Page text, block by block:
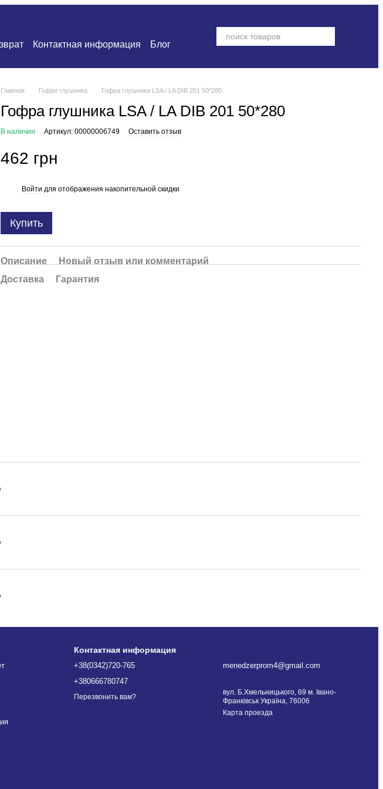
Контактная информация Блог
Главная Гофри глушника Гофра глушника LSA / LA DIB 201 50*280
Гофра глушника LSA / LA DIB 201 50*280
В наличии Артикул: 00000006749 Оставить отзыв
462 грн
Войти для отображения накопительной скидки
Купить
Описание
Новый отзыв или комментарий
Доставка
Гарантия
Контактная информация
+38(0342)720-765
+380666780747
Перезвонить вам?
menedzerprom4@gmail.com
вул. Б.Хмельницького, 69 м. Івано-
Франківськ Україна, 76006
Карта проезда